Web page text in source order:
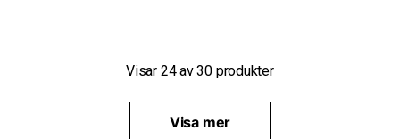
Visar 24av30 produkter
Visa mer